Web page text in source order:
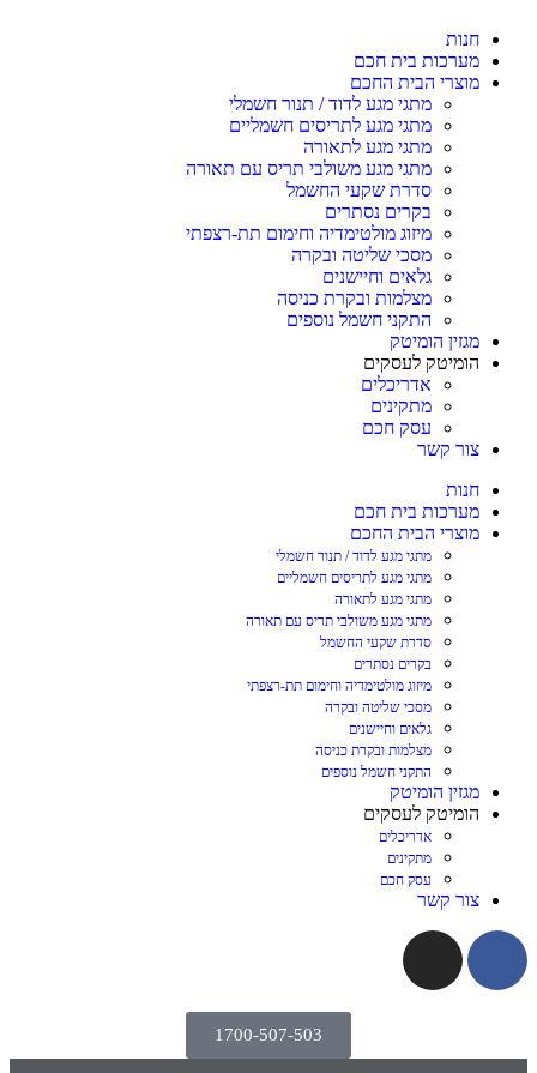
חנות
מערכות בית חכם
מוצרי הבית החכם
מתגי מגע לדוד / תנור חשמלי
מתגי מגע לתריסים חשמליים
מתגי מגע לתאורה
מתגי מגע משולבי תריס עם תאורה
סדרת שקעי החשמל
בקרים נסתרים
מיזוג מולטימדיה וחימום תת-רצפתי
מסכי שליטה ובקרה
גלאים וחיישנים
מצלמות ובקרת כניסה
התקני חשמל נוספים
מגזין הומיטק
הומיטק לעסקים
אדריכלים
מתקינים
עסק חכם
צור קשר
חנות
מערכות בית חכם
מוצרי הבית החכם
מתגי מגע לדוד / תנור חשמלי
מתגי מגע לתריסים חשמליים
מתגי מגע לתאורה
מתגי מגע משולבי תריס עם תאורה
סדרת שקעי החשמל
בקרים נסתרים
מיזוג מולטימדיה וחימום תת-רצפתי
מסכי שליטה ובקרה
גלאים וחיישנים
מצלמות ובקרת כניסה
התקני חשמל נוספים
מגזין הומיטק
הומיטק לעסקים
אדריכלים
מתקינים
עסק חכם
צור קשר
1700-507-503